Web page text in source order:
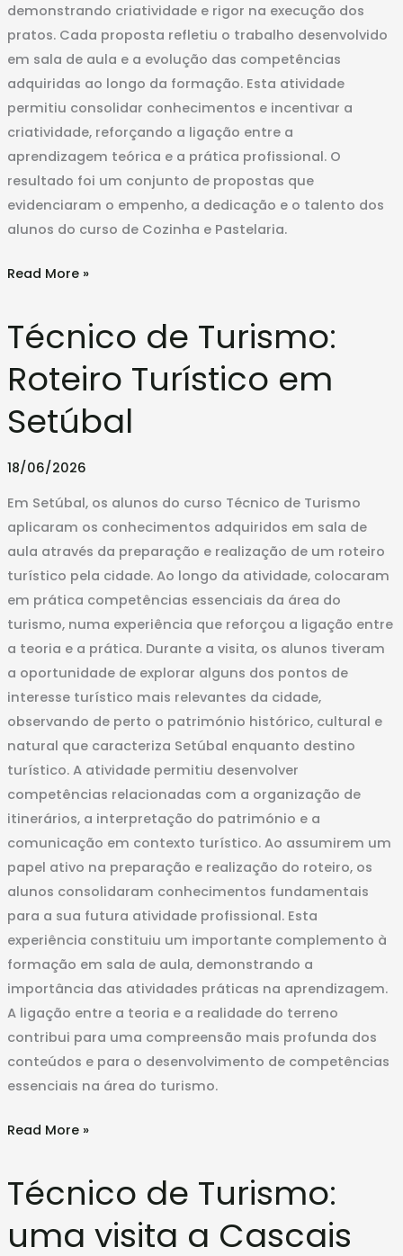
demonstrando criatividade e rigor na execução dos
pratos. Cada proposta refletiu o trabalho desenvolvido
em sala de aula e a evolução das competências
adquiridas ao longo da formação. Esta atividade
permitiu consolidar conhecimentos e incentivar a
criatividade, reforçando a ligação entre a
aprendizagem teórica e a prática profissional. O
resultado foi um conjunto de propostas que
evidenciaram o empenho, a dedicação e o talento dos
alunos do curso de Cozinha e Pastelaria.
Read More »
Técnico de Turismo:
Roteiro Turístico em
Setúbal
18/06/2026
Em Setúbal, os alunos do curso Técnico de Turismo
aplicaram os conhecimentos adquiridos em sala de
aula através da preparação e realização de um roteiro
turístico pela cidade. Ao longo da atividade, colocaram
em prática competências essenciais da área do
turismo, numa experiência que reforçou a ligação entre
a teoria e a prática. Durante a visita, os alunos tiveram
a oportunidade de explorar alguns dos pontos de
interesse turístico mais relevantes da cidade,
observando de perto o património histórico, cultural e
natural que caracteriza Setúbal enquanto destino
turístico. A atividade permitiu desenvolver
competências relacionadas com a organização de
itinerários, a interpretação do património e a
comunicação em contexto turístico. Ao assumirem um
papel ativo na preparação e realização do roteiro, os
alunos consolidaram conhecimentos fundamentais
para a sua futura atividade profissional. Esta
experiência constituiu um importante complemento à
formação em sala de aula, demonstrando a
importância das atividades práticas na aprendizagem.
A ligação entre a teoria e a realidade do terreno
contribui para uma compreensão mais profunda dos
conteúdos e para o desenvolvimento de competências
essenciais na área do turismo.
de
Roteiro
em
Read More »
Técnico de Turismo:
uma visita a Cascais
de
uma